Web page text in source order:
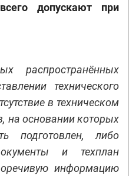
допускают при
распространённых
технического
в техническом
на основании которых
подготовлен, либо
и техплан
информацию